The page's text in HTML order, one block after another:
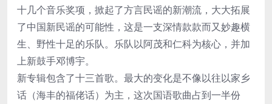
十几个音乐奖项，掀起了方言民谣的新潮流，大大拓展
了中国新民谣的可能性，这是一支深情款款而又妙趣横
生、野性十足的乐队。乐队以阿茂和仁科为核心，并加
上新鼓手邓博宇。
新专辑包含了十三首歌。最大的变化是不像以往以家乡
话（海丰的福佬话）为主，这次国语歌曲占到一半份